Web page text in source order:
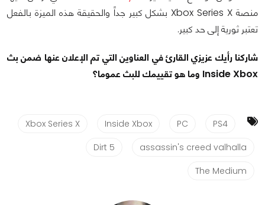
منصة Xbox Series X بشكل كبير جداً والحقيقة هذه الميزة بالفعل
تعتبر ثورية إلى حد كبير.
شاركنا رأيك عزيزي القارئ في العناوين التي تم الإعلان عنها ضمن بث
Inside Xbox وما هو تقييمك للبث عموما؟
PS4
PC
Inside Xbox
Xbox Series X
assassin's creed valhalla
Dirt 5
The Medium